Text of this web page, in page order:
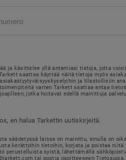
ja käsittelee yllä antamiasi tietoja, jotta
saattaa käyttää näitä tietoja myös
ja tilastollisiin
varten Tarkett saattaa antaa
jotka hoitavat edellä mainittuja
en halua Tarkettin uutiskirjeitä.
säädetyssä laissa on mainittu, sinulla on
kerättyihin tietoihin, korjata ja poistaa niitä
perustelluista syistä, lähettämällä
tai postia osoitteeseen Tietosuoja,